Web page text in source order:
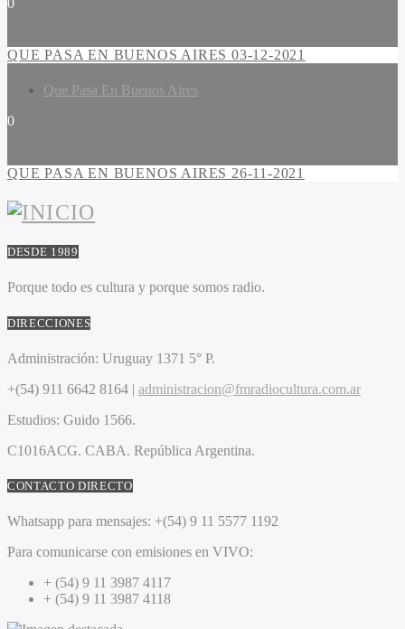
0
QUE PASA EN BUENOS AIRES 03-12-2021
Que Pasa En Buenos Aires
0
QUE PASA EN BUENOS AIRES 26-11-2021
DESDE 1989
Porque todo es cultura y porque somos radio.
DIRECCIONES
Administración: Uruguay 1371 5° P.
+(54) 911 6642 8164 | administracion@fmradiocultura.com.ar
Estudios: Guido 1566.
C1016ACG. CABA. República Argentina.
CONTACTO DIRECTO
Whatsapp para mensajes: +(54) 9 11 5577 1192
Para comunicarse con emisiones en VIVO:
+ (54) 9 11 3987 4117
+ (54) 9 11 3987 4118